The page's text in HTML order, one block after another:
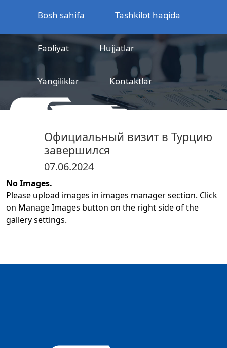
Bosh sahifa Tashkilot haqida
Faoliyat Hujjatlar
Yangiliklar Kontaktlar
sertifikatlashtirish markazi
Официальный визит в Турцию
завершился
07.06.2024
No Images.
Please upload images in images manager section. Click
on Manage Images button on the right side of the
gallery settings.